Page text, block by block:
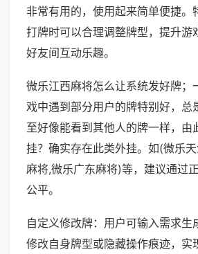
非常有用的，使用起来简单便捷。
打牌时可以合理调整牌型，提升游
好友间互动乐趣。
微乐江西麻将怎么让系统发好牌；
戏中遇到部分用户的牌特别好，总
至好像能看到其他人的牌一样，由
挂？确实存在此类外挂。如(微乐
麻将,微乐广东麻将)等，建议通过
公平。
自定义修改牌：用户可输入需求生
修改自身牌型或隐藏操作痕迹，实